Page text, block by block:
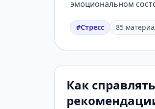
эмоциональном
#Стресс 85
Как